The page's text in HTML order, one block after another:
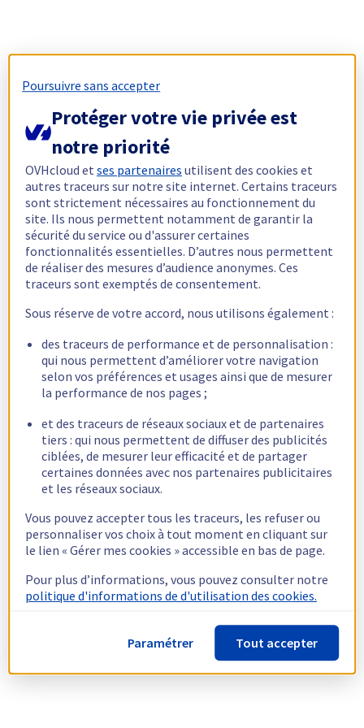
Poursuivre sans accepter
Protéger votre vie privée est
notre priorité
OVHcloud etses partenaires utilisent des cookies et
autres traceurs sur notre site internet. Certains traceurs
sont strictement nécessaires au fonctionnement du
site. Ils nous permettent notamment de garantir la
sécurité du service ou d'assurer certaines
fonctionnalités essentielles. D’autres nous permettent
de réaliser des mesures d’audience anonymes. Ces
traceurs sont exemptés de consentement.
Sous réserve de votre accord, nous utilisons également :
des traceurs de performance et de personnalisation :
qui nous permettent d’améliorer votre navigation
selon vos préférences et usages ainsi que de mesurer
la performance de nos pages ;
et des traceurs de réseaux sociaux et de partenaires
tiers : qui nous permettent de diffuser des publicités
ciblées, de mesurer leur efficacité et de partager
certaines données avec nos partenaires publicitaires
et les réseaux sociaux.
Vous pouvez accepter tous les traceurs, les refuser ou
personnaliser vos choix à tout moment en cliquant sur
le lien « Gérer mes cookies » accessible en bas de page.
Pour plus d’informations, vous pouvez consulter notre
politique d'informations de d'utilisation des cookies.
Paramétrer Tout accepter